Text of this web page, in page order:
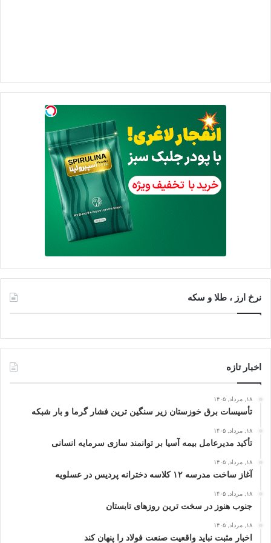
نرخ ارز ، طلا و سکه
اخبار تازه
۱۸, مرداد, ۱۴۰۵
تأسیسات برق خوزستان زیر سنگین‌ ترین فشار گرما و بار شبکه
۱۸, مرداد, ۱۴۰۵
تأکید مدیرعامل بیمه آسیا بر توانمند سازی سرمایه انسانی
۱۸, مرداد, ۱۴۰۵
آغاز ساخت مدرسه ۱۲ کلاسه دخترانه پردیس در عسلویه
۱۸, مرداد, ۱۴۰۵
جنوب هنوز در سخت‌ ترین روزهای تابستان
۱۸, مرداد, ۱۴۰۵
اخبار مثبت نباید واقعیت صنعت فولاد را پنهان کند